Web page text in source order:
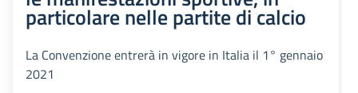
particolare nelle partite di calcio
La Convenzione entrerà in vigore in Italia il 1° gennaio
2021